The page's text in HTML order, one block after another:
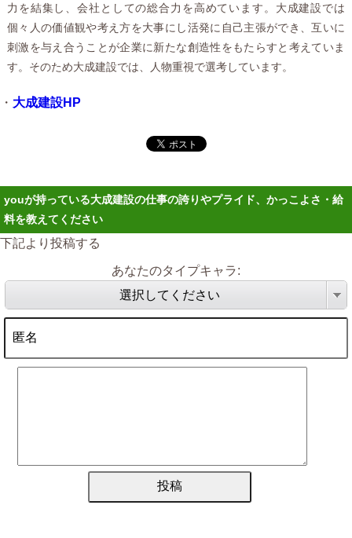
力を結集し、会社としての総合力を高めています。大成建設では
個々人の価値観や考え方を大事にし活発に自己主張ができ、互いに
刺激を与え合うことが企業に新たな創造性をもたらすと考えていま
す。そのため大成建設では、人物重視で選考しています。
・ 大成建設HP
youが持っている大成建設の仕事の誇りやプライド、かっこよさ・給
料を教えてください
下記より投稿する
あなたのタイプキャラ:
選択してください